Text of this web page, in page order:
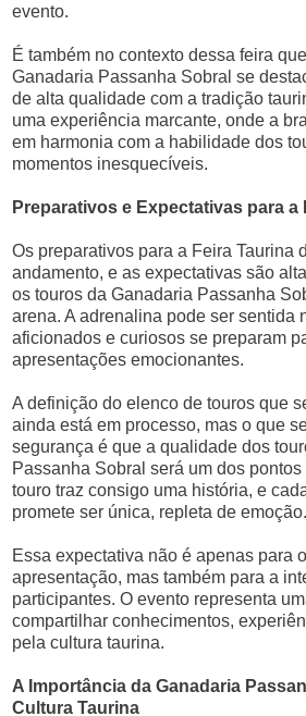
evento.
É também no contexto dessa feira
Ganadaria Passanha Sobral se
de alta qualidade com a tradição
uma experiência marcante, onde a
em harmonia com a habilidade dos
momentos inesquecíveis.
Preparativos e Expectativas para a
Os preparativos para a Feira Taurina
andamento, e as expectativas são
os touros da Ganadaria Passanha
arena. A adrenalina pode ser sentida
aficionados e curiosos se preparam
apresentações emocionantes.
A definição do elenco de touros que
ainda está em processo, mas o que
segurança é que a qualidade dos
Passanha Sobral será um dos
touro traz consigo uma história, e
promete ser única, repleta de emoção.
Essa expectativa não é apenas para
apresentação, mas também para a
participantes. O evento representa
compartilhar conhecimentos,
pela cultura taurina.
A Importância da Ganadaria
Cultura Taurina